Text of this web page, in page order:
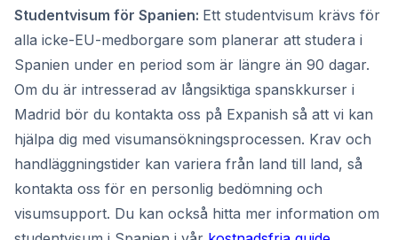
Studentvisum för Spanien: Ett studentvisum krävs för
alla icke-EU-medborgare som planerar att studera i
Spanien under en period som är längre än 90 dagar.
Om du är intresserad av långsiktiga spanskkurser i
Madrid bör du kontakta oss på Expanish så att vi kan
hjälpa dig med visumansökningsprocessen. Krav och
handläggningstider kan variera från land till land, så
kontakta oss för en personlig bedömning och
visumsupport. Du kan också hitta mer information om